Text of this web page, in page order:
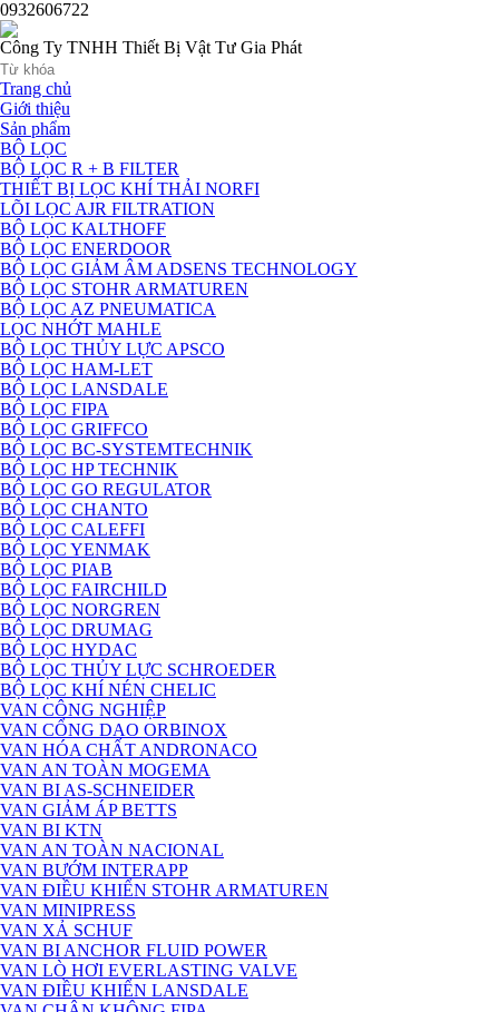
0932606722
Công Ty TNHH Thiết Bị Vật Tư Gia Phát
Trang chủ
Giới thiệu
Sản phẩm
BỘ LỌC
BỘ LỌC R + B FILTER
THIẾT BỊ LỌC KHÍ THẢI NORFI
LÕI LỌC AJR FILTRATION
BỘ LỌC KALTHOFF
BỘ LỌC ENERDOOR
BỘ LỌC GIẢM ÂM ADSENS TECHNOLOGY
BỘ LỌC STOHR ARMATUREN
BỘ LỌC AZ PNEUMATICA
LỌC NHỚT MAHLE
BỘ LỌC THỦY LỰC APSCO
BỘ LỌC HAM-LET
BỘ LỌC LANSDALE
BỘ LỌC FIPA
BỘ LỌC GRIFFCO
BỘ LỌC BC-SYSTEMTECHNIK
BỘ LỌC HP TECHNIK
BỘ LỌC GO REGULATOR
BỘ LỌC CHANTO
BỘ LỌC CALEFFI
BỘ LỌC YENMAK
BỘ LỌC PIAB
BỘ LỌC FAIRCHILD
BỘ LỌC NORGREN
BỘ LỌC DRUMAG
BỘ LỌC HYDAC
BỘ LỌC THỦY LỰC SCHROEDER
BỘ LỌC KHÍ NÉN CHELIC
VAN CÔNG NGHIỆP
VAN CỔNG DAO ORBINOX
VAN HÓA CHẤT ANDRONACO
VAN AN TOÀN MOGEMA
VAN BI AS-SCHNEIDER
VAN GIẢM ÁP BETTS
VAN BI KTN
VAN AN TOÀN NACIONAL
VAN BƯỚM INTERAPP
VAN ĐIỀU KHIỂN STOHR ARMATUREN
VAN MINIPRESS
VAN XẢ SCHUF
VAN BI ANCHOR FLUID POWER
VAN LÒ HƠI EVERLASTING VALVE
VAN ĐIỀU KHIỂN LANSDALE